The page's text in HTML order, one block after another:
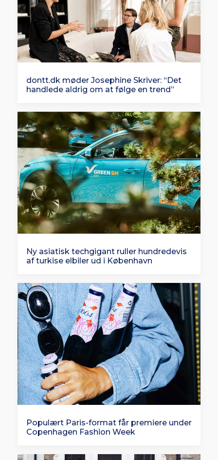
dontt.dk møder Josephine Skriver: “Det
handlede aldrig om at følge en trend”
Ny asiatisk techgigant ruller hundredevis
af turkise elbiler ud i København
Populært Paris-format får premiere under
Copenhagen Fashion Week